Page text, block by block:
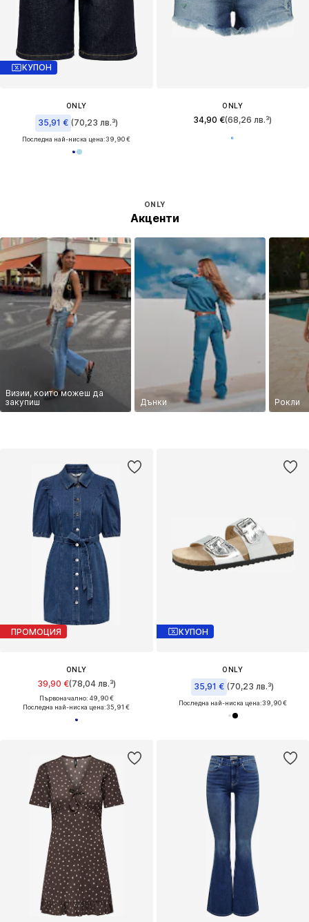
КУПОН
ONLY
35,91 € (70,23 лв.³)
Последна най-ниска цена:39,90 €
ONLY
34,90 €(68,26 лв.³)
ONLY
Акценти
Визии, които можеш да
закупиш
Дънки Рокли
ПРОМОЦИЯ
ONLY
39,90 €(78,04 лв.³)
Първоначално: 49,90 €
Последна най-ниска цена:35,91 €
КУПОН
ONLY
35,91 € (70,23 лв.³)
Последна най-ниска цена:39,90 €